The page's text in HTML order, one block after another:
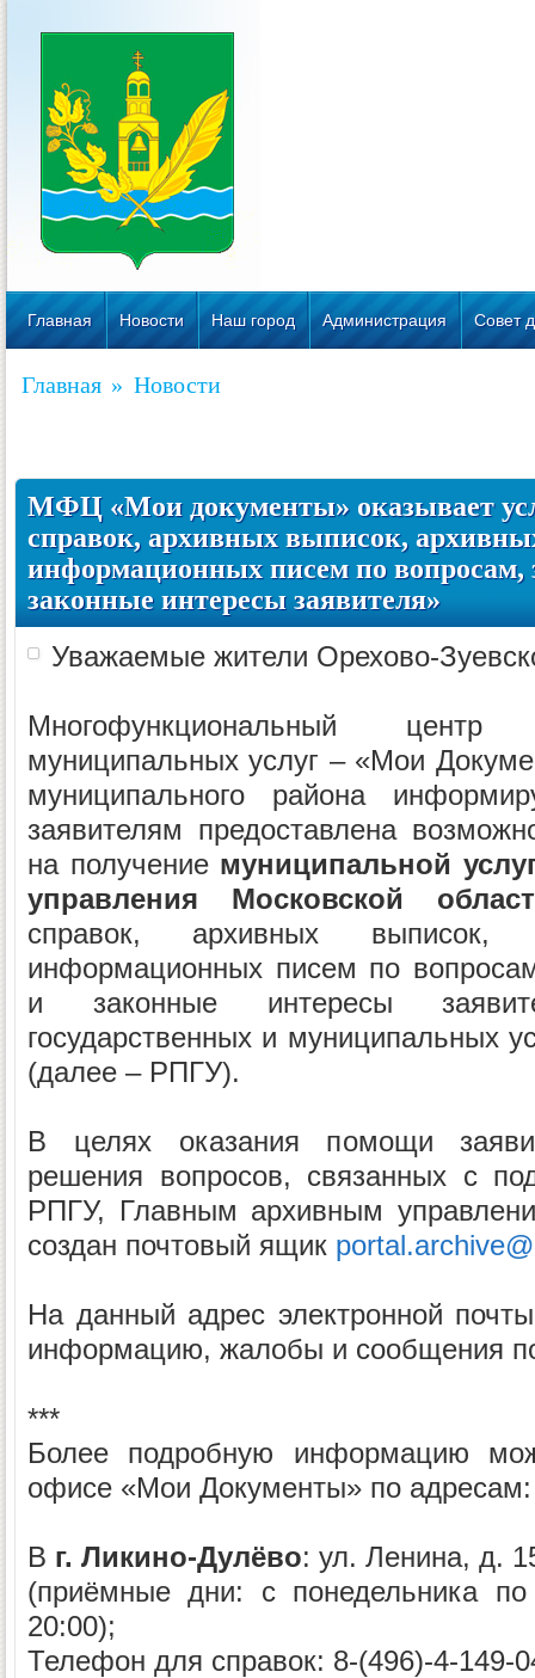
Главная Новости Наш город Администрация Совет
Главная » Новости
МФЦ «Мои документы» оказывает
справок, архивных выписок,
информационных писем по
законные интересы заявителя»
Уважаемые жители Орехово-
Многофункциональный
муниципальных услуг – «Мои
муниципального района
заявителям предоставлена
на получение муниципальной
управления Московской
справок, архивных
информационных писем по
и законные интересы
государственных и муниципальных
(далее – РПГУ).
В целях оказания помощи
решения вопросов, связанных с
РПГУ, Главным архивным
создан почтовый ящик
На данный адрес электронной
информацию, жалобы и сообщения
***
Более подробную информацию
офисе «Мои Документы» по адресам:
В г. Ликино-Дулёво: ул. Ленина, д.
(приёмные дни: с понедельника
20:00);
Телефон для справок: 8-(496)-4-149-